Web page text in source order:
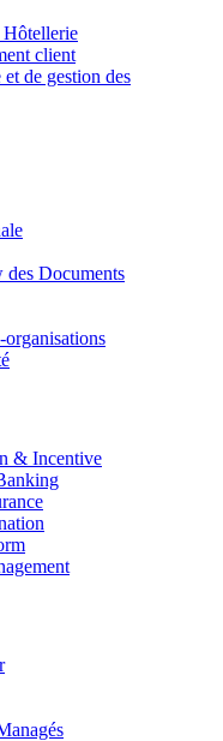
Hôtellerie
client
de gestion des
Documents
& Incentive